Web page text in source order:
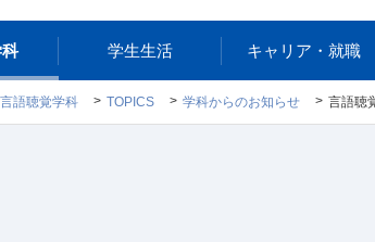
学生生活 キャリア・就職
言語聴覚学科 TOPICS 学科からのお知らせ 言語聴